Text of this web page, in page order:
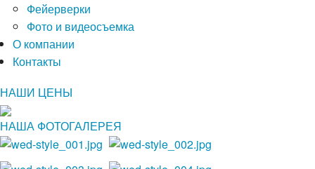
Фейерверки
Фото и видеосъемка
О компании
Контакты
НАШИ ЦЕНЫ
НАША ФОТОГАЛЕРЕЯ